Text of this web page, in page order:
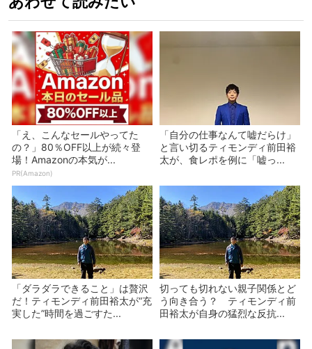
「え、こんなセールやってた
の？」80％OFF以上が続々登
場！Amazonの本気が...
PR(Amazon)
「自分の仕事なんて嘘だらけ」
と言い切るティモンディ前田裕
太が、食レポを例に「嘘っ...
「ダラダラできること」は贅沢
だ！ティモンディ前田裕太が“充
実した”時間を過ごすた...
切っても切れない親子関係とど
う向き合う？ ティモンディ前
田裕太が自身の猛烈な反抗...